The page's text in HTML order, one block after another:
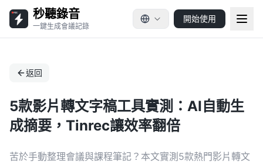
秒聽錄音
一鍵生成會議記錄
開始使用
返回
5款影片轉文字稿工具實測：AI自動生
成摘要，Tinrec讓效率翻倍
苦於手動整理會議與課程筆記？本文實測5款熱門影片轉文